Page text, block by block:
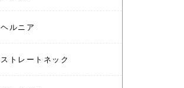
ヘルニア
ストレートネック